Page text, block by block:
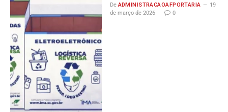
De ADMINISTRACAOAFPORTARIA
19
de março de 2026
0